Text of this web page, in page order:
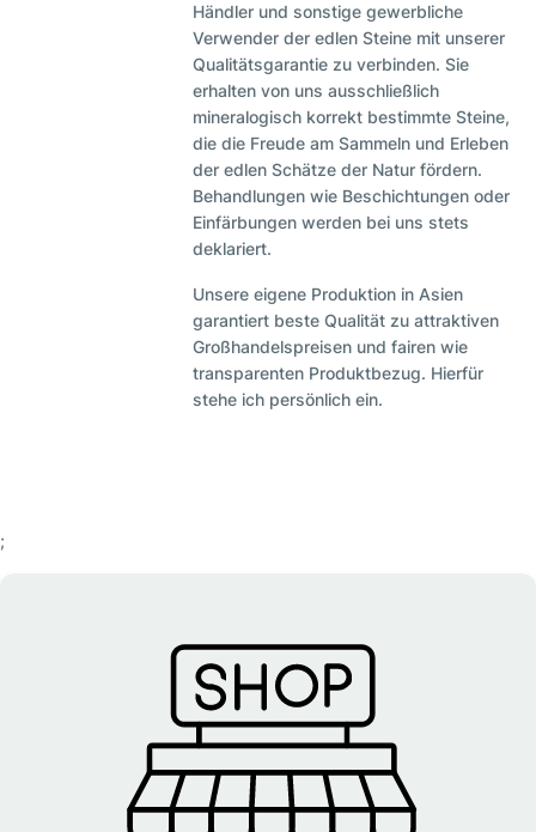
Händler und sonstige gewerbliche
Verwender der edlen Steine mit unserer
Qualitätsgarantie zu verbinden. Sie
erhalten von uns ausschließlich
mineralogisch korrekt bestimmte Steine,
die die Freude am Sammeln und Erleben
der edlen Schätze der Natur fördern.
Behandlungen wie Beschichtungen oder
Einfärbungen werden bei uns stets
deklariert.
Unsere eigene Produktion in Asien
garantiert beste Qualität zu attraktiven
Großhandelspreisen und fairen wie
transparenten Produktbezug. Hierfür
stehe ich persönlich ein.
;